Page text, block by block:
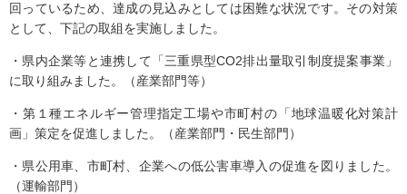
回っているため、達成の見込みとしては困難な状況です。その対策
として、下記の取組を実施しました。
・県内企業等と連携して「三重県型CO2排出量取引制度提案事業」
に取り組みました。（産業部門等）
・第１種エネルギー管理指定工場や市町村の「地球温暖化対策計
画」策定を促進しました。（産業部門・民生部門）
・県公用車、市町村、企業への低公害車導入の促進を図りました。
（運輸部門）